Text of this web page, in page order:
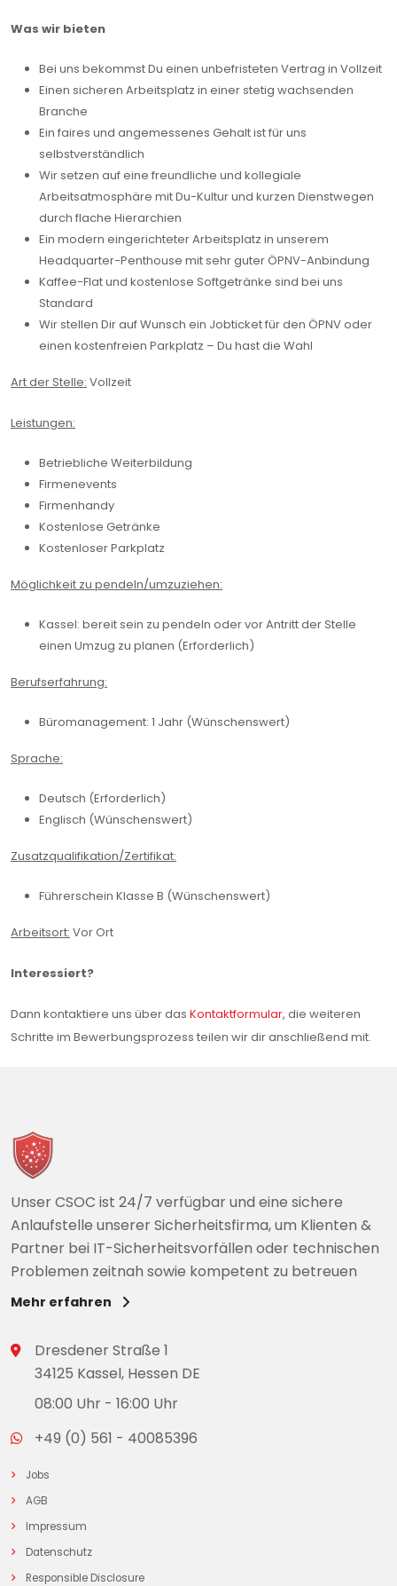
Was wir bieten
Bei uns bekommst Du einen unbefristeten Vertrag in Vollzeit
Einen sicheren Arbeitsplatz in einer stetig wachsenden
Branche
Ein faires und angemessenes Gehalt ist für uns
selbstverständlich
Wir setzen auf eine freundliche und kollegiale
Arbeitsatmosphäre mit Du-Kultur und kurzen Dienstwegen
durch flache Hierarchien
Ein modern eingerichteter Arbeitsplatz in unserem
Headquarter-Penthouse mit sehr guter ÖPNV-Anbindung
Kaffee-Flat und kostenlose Softgetränke sind bei uns
Standard
Wir stellen Dir auf Wunsch ein Jobticket für den ÖPNV oder
einen kostenfreien Parkplatz – Du hast die Wahl
Art der Stelle: Vollzeit
Leistungen:
Betriebliche Weiterbildung
Firmenevents
Firmenhandy
Kostenlose Getränke
Kostenloser Parkplatz
Möglichkeit zu pendeln/umzuziehen:
Kassel: bereit sein zu pendeln oder vor Antritt der Stelle
einen Umzug zu planen (Erforderlich)
Berufserfahrung:
Büromanagement: 1 Jahr (Wünschenswert)
Sprache:
Deutsch (Erforderlich)
Englisch (Wünschenswert)
Zusatzqualifikation/Zertifikat:
Führerschein Klasse B (Wünschenswert)
Arbeitsort: Vor Ort
Interessiert?
Dann kontaktiere uns über das Kontaktformular, die weiteren
Schritte im Bewerbungsprozess teilen wir dir anschließend mit.
Unser CSOC ist 24/7 verfügbar und eine sichere
Anlaufstelle unserer Sicherheitsfirma, um Klienten &
Partner bei IT-Sicherheitsvorfällen oder technischen
Problemen zeitnah sowie kompetent zu betreuen
Mehr erfahren
Dresdener Straße 1
34125 Kassel, Hessen DE
08:00 Uhr - 16:00 Uhr
+49 (0) 561 - 40085396
Jobs
AGB
Impressum
Datenschutz
Responsible Disclosure